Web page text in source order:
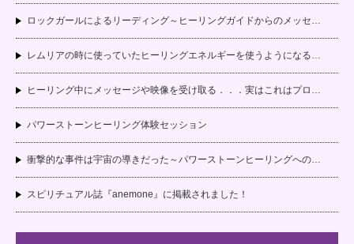
ロックガールによるリーディング～ヒーリングガイドからのメッセ…
レムリアの時に使っていたヒーリングエネルギーを使うようになる…
ヒーリング中にメッセージや映像を受け取る．．．実はこれはプロ…
パワーストーンヒーリング体験セッション
衝撃的な事件は宇宙の導きだった～パワーストーンヒーリングへの…
スピリチュアル誌『anemone』に掲載されました！